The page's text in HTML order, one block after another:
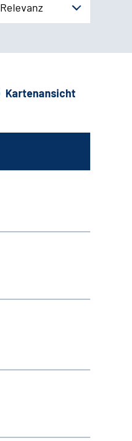
Relevanz
Kartenansicht